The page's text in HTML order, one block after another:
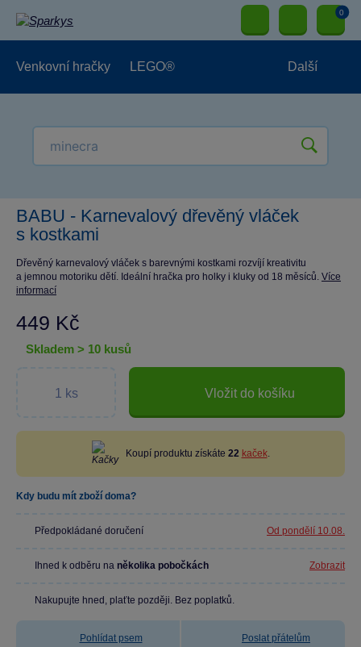
0
Venkovní hračky LEGO® Další
BABU - Karnevalový dřevěný vláček
s kostkami
Dřevěný karnevalový vláček s barevnými kostkami rozvíjí kreativitu
a jemnou motoriku dětí. Ideální hračka pro holky i kluky od 18 měsíců. Více
informací
449 Kč
skladem > 10 kusů
Vložit do košíku
Koupí produktu získáte 22 kaček.
Kdy budu mít zboží doma?
Předpokládané doručení Od pondělí 10.08.
Ihned k odběru na několika pobočkách Zobrazit
Nakupujte hned, plaťte později. Bez poplatků.
Pohlídat psem Poslat přátelům